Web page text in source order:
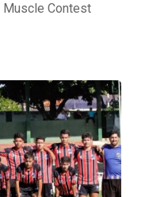
Muscle Contest